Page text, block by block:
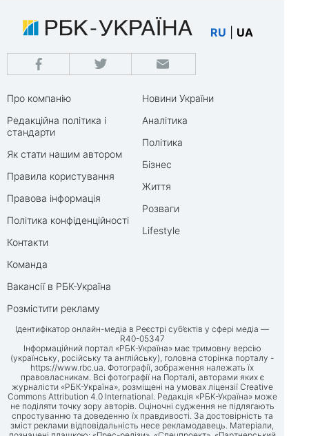
RU UA
Про компанію
Редакційна політика і
стандарти
Як стати нашим автором
Правила користування
Правова інформація
Політика конфіденційності
Контакти
Команда
Вакансії в РБК-Україна
Розмістити рекламу
Новини України
Аналітика
Політика
Бізнес
Життя
Розваги
Lifestyle
Ідентифікатор онлайн-медіа в Реєстрі суб’єктів у сфері медіа —
R40-05347
Інформаційний портал «РБК-Україна» має тримовну версію
(українську, російську та англійську), головна сторінка порталу -
https://www.rbc.ua. Фотографії, зображення належать їх
правовласникам. Всі фотографії на Порталі, авторами яких є
журналісти «РБК-Україна», розміщені на умовах ліцензії Creative
Commons Attribution 4.0 International. Редакція «РБК-Україна» може
не поділяти точку зору авторів. Оціночні судження не підлягають
спростуванню та доведенню їх правдивості. За достовірність та
зміст реклами відповідальність несе рекламодавець. Матеріали,